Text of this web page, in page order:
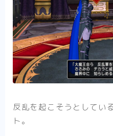
反乱を起こそうとしてい
ト。